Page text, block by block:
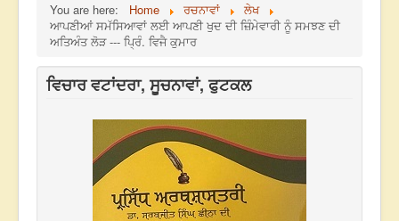
You are here: Home ਰਚਨਾਵਾਂ
ਲੇਖ
ਆਪਣੀਆਂ ਸਮੱਸਿਆਵਾਂ ਲਈ ਆਪਣੀ ਖੁਦ ਦੀ ਜ਼ਿੰਮੇਵਾਰੀ ਨੂੰ ਸਮਝਣ ਦੀ
ਅਤਿਅੰਤ ਲੋੜ --- ਪ੍ਰਿੰ. ਵਿਜੈ ਕੁਮਾਰ
ਵਿਚਾਰ ਵਟਾਂਦਰਾ, ਸੂਚਨਾਵਾਂ, ਫੁਟਕਲ